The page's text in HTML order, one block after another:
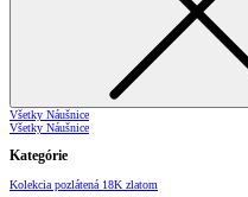
Všetky Náušnice
Všetky Náušnice
Kategórie
Kolekcia pozlátená 18K zlatom